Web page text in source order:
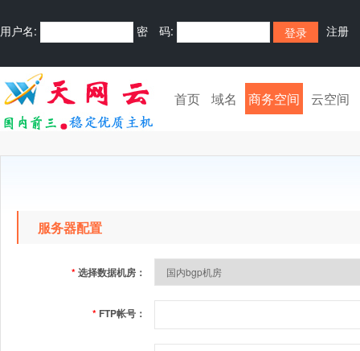
用户名: 密 码: 注册
首页 域名 商务空间 云空间
服务器配置
*选择数据机房：
* FTP帐号：